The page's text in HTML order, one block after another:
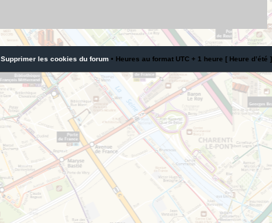
Supprimer les cookies du forum • Heures au format UTC + 1 heure [ Heure d’été ]